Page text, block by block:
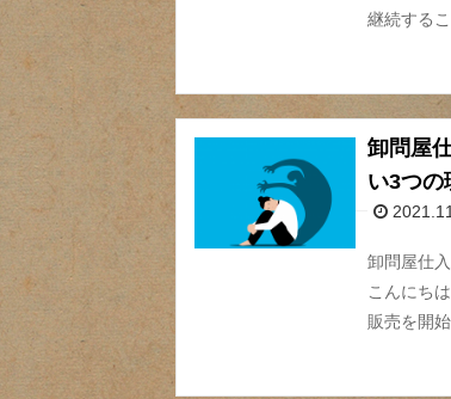
継続する
卸問屋
い3つの
卸問屋仕
こんにち
販売を開